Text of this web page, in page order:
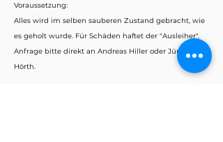
Voraussetzung:
Alles wird im selben sauberen Zustand gebracht, wie
es geholt wurde. Für Schäden haftet der "Ausleiher".
Anfrage bitte direkt an Andreas Hiller oder Jürgen
Hörth.